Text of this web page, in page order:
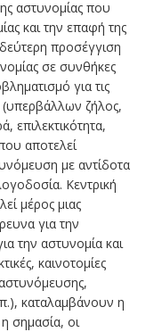
αστυνομίας που
και την επαφή της
προσέγγιση
σε συνθήκες
για τις
(υπερβάλλων ζήλος,
επιλεκτικότητα,
αποτελεί
με αντίδοτα
Κεντρική
μέρος μιας
για την
την αστυνομία και
καινοτομίες
καταλαμβάνουν η
η σημασία, οι